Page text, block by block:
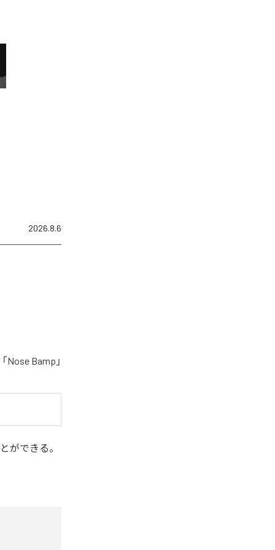
2026.8.6
Bamp」
ができる。